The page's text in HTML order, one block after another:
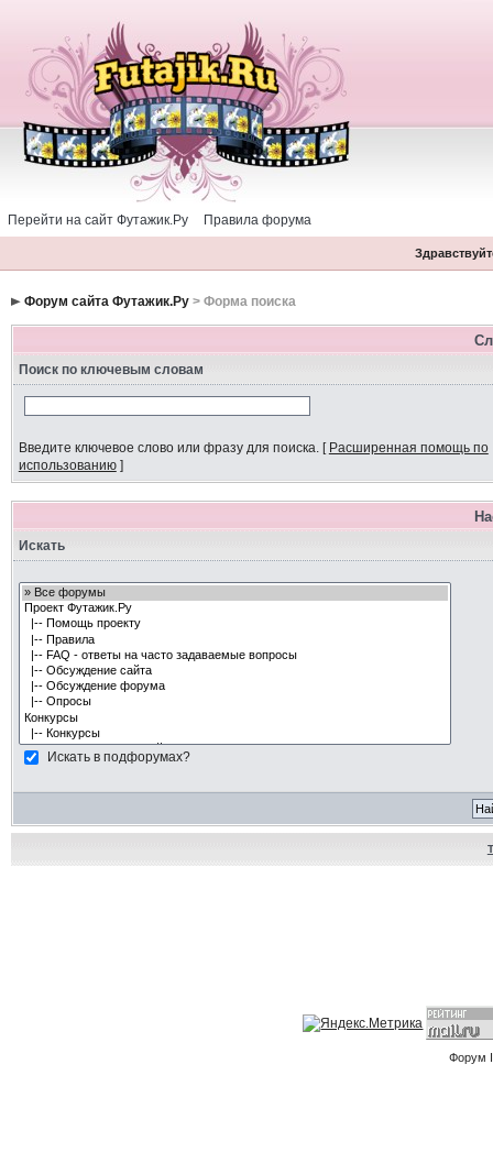
Перейти на сайт Футажик.Ру Правила форума
Форум сайта Футажик.Ру> Форма поиска
Поиск по ключевым словам
Введите ключевое слово или фразу для поиска.[ Расширенная помощь по
использованию]
Искать
Искать в подфорумах?
Форум